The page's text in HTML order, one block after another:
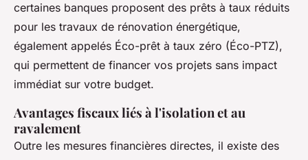
certaines banques proposent des prêts à taux réduits
pour les travaux de rénovation énergétique,
également appelés Éco-prêt à taux zéro (Éco-PTZ),
qui permettent de financer vos projets sans impact
immédiat sur votre budget.
Avantages fiscaux liés à l'isolation et au
ravalement
Outre les mesures financières directes, il existe des